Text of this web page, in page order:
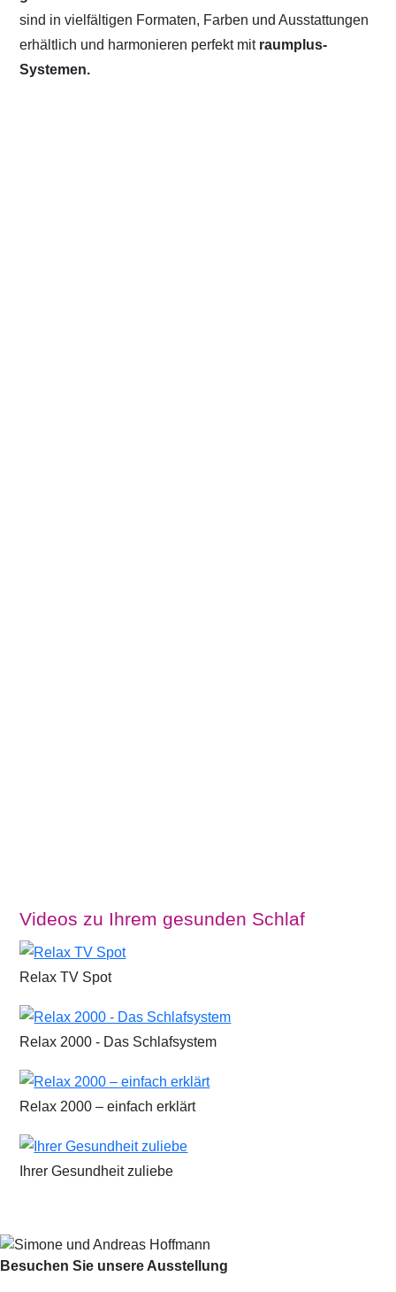
sind in vielfältigen Formaten, Farben und Ausstattungen
erhältlich und harmonieren perfekt mit raumplus-
Systemen.
Videos zu Ihrem gesunden Schlaf
Relax TV Spot
Relax 2000 - Das Schlafsystem
Relax 2000 – einfach erklärt
Ihrer Gesundheit zuliebe
Besuchen Sie unsere Ausstellung